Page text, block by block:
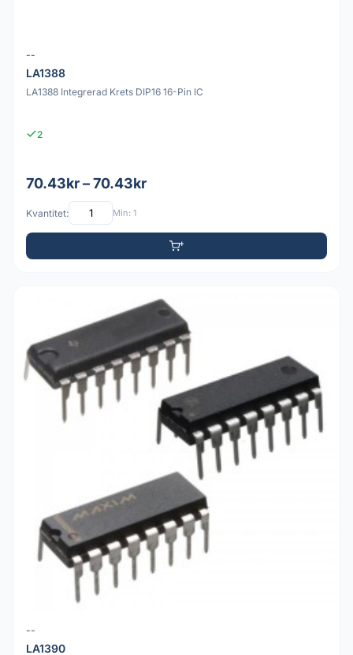
--
LA1388
LA1388 Integrerad Krets DIP16 16-Pin IC
2
70.43kr – 70.43kr
Kvantitet: Min: 1
--
LA1390